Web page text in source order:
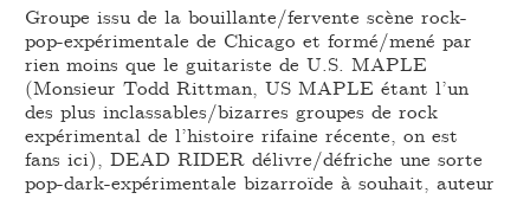
Groupe issu de la bouillante/fervente scène rock-
pop-expérimentale de Chicago et formé/mené par
rien moins que le guitariste de U.S. MAPLE
(Monsieur Todd Rittman, US MAPLE étant l’un
des plus inclassables/bizarres groupes de rock
expérimental de l’histoire rifaine récente, on est
fans ici), DEAD RIDER délivre/défriche une sorte
pop-dark-expérimentale bizarroïde à souhait, auteur